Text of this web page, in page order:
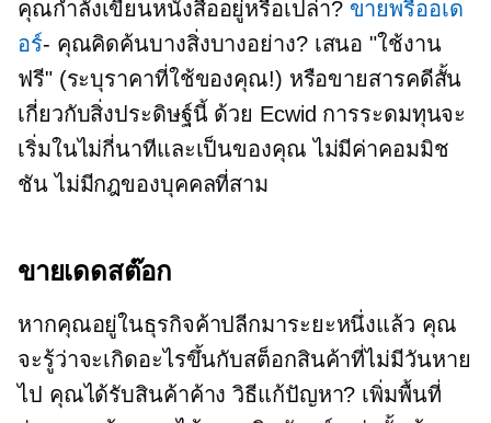
คุณกำลังเขียนหนังสืออยู่หรือเปล่า? ขายพรีออเด
อร์- คุณคิดค้นบางสิ่งบางอย่าง? เสนอ "ใช้งาน
ฟรี" (ระบุราคาที่ใช้ของคุณ!) หรือขายสารคดีสั้น
เกี่ยวกับสิ่งประดิษฐ์นี้ ด้วย Ecwid การระดมทุนจะ
เริ่มในไม่กี่นาทีและเป็นของคุณ ไม่มีค่าคอมมิช
ชัน ไม่มีกฎของบุคคลที่สาม
ขายเดดสต๊อก
หากคุณอยู่ในธุรกิจค้าปลีกมาระยะหนึ่งแล้ว คุณ
จะรู้ว่าจะเกิดอะไรขึ้นกับสต็อกสินค้าที่ไม่มีวันหาย
ไป คุณได้รับสินค้าค้าง วิธีแก้ปัญหา? เพิ่มพื้นที่